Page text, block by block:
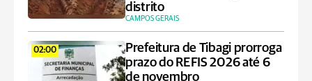
distrito
CAMPOS GERAIS
02:00
Prefeitura de Tibagi prorroga
prazo do REFIS 2026 até 6
de novembro